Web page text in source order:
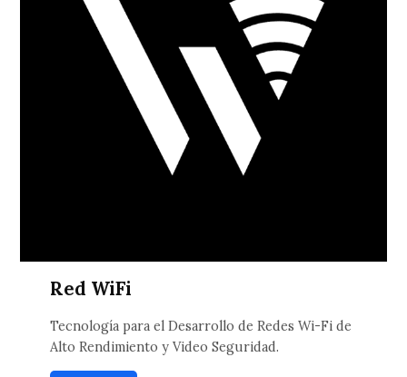
Red WiFi
Tecnología para el Desarrollo de Redes Wi-Fi de
Alto Rendimiento y Video Seguridad.